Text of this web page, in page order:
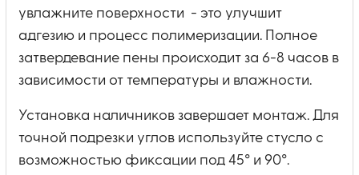
увлажните поверхности - это улучшит
адгезию и процесс полимеризации. Полное
затвердевание пены происходит за 6-8 часов в
зависимости от температуры и влажности.
Установка наличников завершает монтаж. Для
точной подрезки углов используйте стусло с
возможностью фиксации под 45° и 90°.